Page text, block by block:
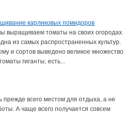
карликовых помидоров
выращиваем томаты на своих огородах.
из самых распространенных культур.
и сортов выведено великое множество.
гиганты, есть...
всего местом для отдыха, а не
А чаще всего получается совсем